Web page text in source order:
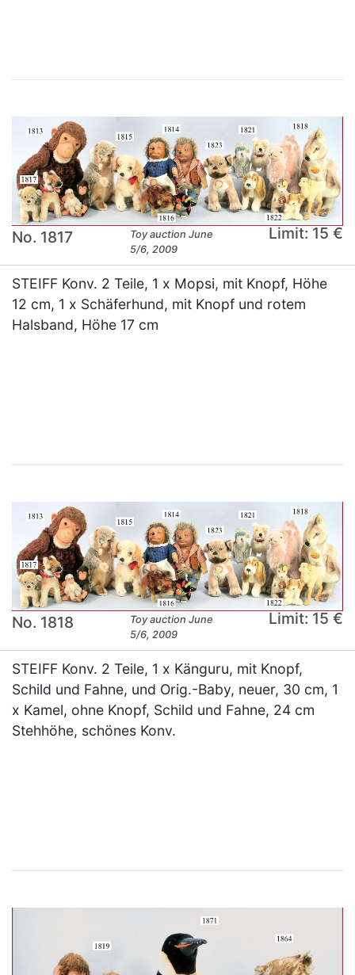
No. 1817
Toy auction June
5/6, 2009
Limit: 15 €
STEIFF Konv. 2 Teile, 1 x Mopsi, mit Knopf, Höhe
12 cm, 1 x Schäferhund, mit Knopf und rotem
Halsband, Höhe 17 cm
No. 1818
Toy auction June
5/6, 2009
Limit: 15 €
STEIFF Konv. 2 Teile, 1 x Känguru, mit Knopf,
Schild und Fahne, und Orig.-Baby, neuer, 30 cm, 1
x Kamel, ohne Knopf, Schild und Fahne, 24 cm
Stehhöhe, schönes Konv.